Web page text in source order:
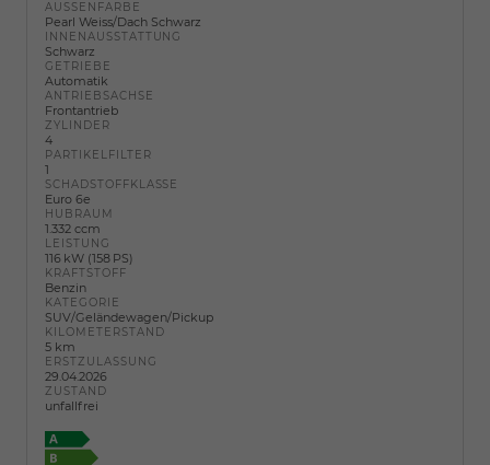
AUSSENFARBE
Pearl Weiss/Dach Schwarz
INNENAUSSTATTUNG
Schwarz
GETRIEBE
Automatik
ANTRIEBSACHSE
Frontantrieb
ZYLINDER
4
PARTIKELFILTER
1
SCHADSTOFFKLASSE
Euro 6e
HUBRAUM
1.332 ccm
LEISTUNG
116 kW (158 PS)
KRAFTSTOFF
Benzin
KATEGORIE
SUV/Geländewagen/Pickup
KILOMETERSTAND
5 km
ERSTZULASSUNG
29.04.2026
ZUSTAND
unfallfrei